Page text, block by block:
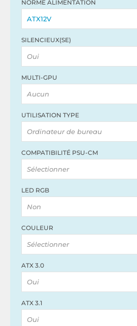
NORME ALIMENTATION
ATX12V
SILENCIEUX(SE)
Oui
MULTI-GPU
Aucun
UTILISATION TYPE
Ordinateur de bureau
COMPATIBILITÉ PSU-CM
Sélectionner
LED RGB
Non
COULEUR
Sélectionner
ATX 3.0
Oui
ATX 3.1
Oui